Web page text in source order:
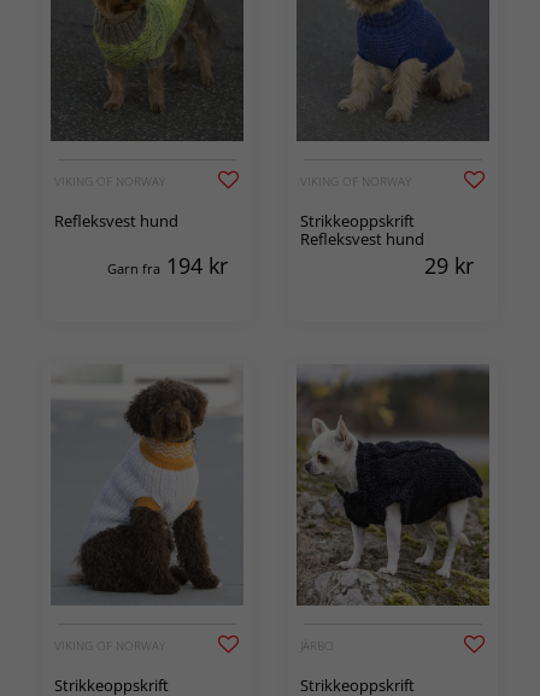
VIKING OF NORWAY
Refleksvest hund
Garn fra 194 kr
VIKING OF NORWAY
Strikkeoppskrift
Refleksvest hund
29 kr
VIKING OF NORWAY
Strikkeoppskrift
JÄRBO
Strikkeoppskrift